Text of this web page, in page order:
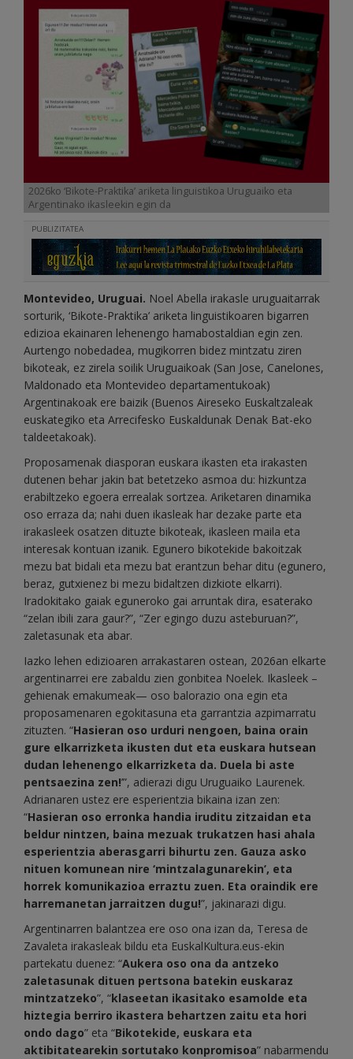
2026ko ‘Bikote-Praktika’ ariketa linguistikoa Uruguaiko eta
Argentinako ikasleekin egin da
PUBLIZITATEA
Montevideo, Uruguai. Noel Abella irakasle uruguaitarrak
sorturik, ‘Bikote-Praktika’ ariketa linguistikoaren bigarren
edizioa ekainaren lehenengo hamabostaldian egin zen.
Aurtengo nobedadea, mugikorren bidez mintzatu ziren
bikoteak, ez zirela soilik Uruguaikoak (San Jose, Canelones,
Maldonado eta Montevideo departamentukoak)
Argentinakoak ere baizik (Buenos Aireseko Euskaltzaleak
euskategiko eta Arrecifesko Euskaldunak Denak Bat-eko
taldeetakoak).
Proposamenak diasporan euskara ikasten eta irakasten
dutenen behar jakin bat betetzeko asmoa du: hizkuntza
erabiltzeko egoera errealak sortzea. Ariketaren dinamika
oso erraza da; nahi duen ikasleak har dezake parte eta
irakasleek osatzen dituzte bikoteak, ikasleen maila eta
interesak kontuan izanik. Egunero bikotekide bakoitzak
mezu bat bidali eta mezu bat erantzun behar ditu (egunero,
beraz, gutxienez bi mezu bidaltzen dizkiote elkarri).
Iradokitako gaiak eguneroko gai arruntak dira, esaterako
“zelan ibili zara gaur?”, “Zer egingo duzu asteburuan?”,
zaletasunak eta abar.
Iazko lehen edizioaren arrakastaren ostean, 2026an elkarte
argentinarrei ere zabaldu zien gonbitea Noelek. Ikasleek –
gehienak emakumeak— oso balorazio ona egin eta
proposamenaren egokitasuna eta garrantzia azpimarratu
zituzten. “Hasieran oso urduri nengoen, baina orain
gure elkarrizketa ikusten dut eta euskara hutsean
dudan lehenengo elkarrizketa da. Duela bi aste
pentsaezina zen!’”, adierazi digu Uruguaiko Laurenek.
Adrianaren ustez ere esperientzia bikaina izan zen:
“Hasieran oso erronka handia iruditu zitzaidan eta
beldur nintzen, baina mezuak trukatzen hasi ahala
esperientzia aberasgarri bihurtu zen. Gauza asko
nituen komunean nire ‘mintzalagunarekin’, eta
horrek komunikazioa erraztu zuen. Eta oraindik ere
harremanetan jarraitzen dugu!”, jakinarazi digu.
Argentinarren balantzea ere oso ona izan da, Teresa de
Zavaleta irakasleak bildu eta EuskalKultura.eus-ekin
partekatu duenez: “Aukera oso ona da antzeko
zaletasunak dituen pertsona batekin euskaraz
mintzatzeko”, “klaseetan ikasitako esamolde eta
hiztegia berriro ikastera behartzen zaitu eta hori
ondo dago” eta “Bikotekide, euskara eta
aktibitatearekin sortutako konpromisoa” nabarmendu